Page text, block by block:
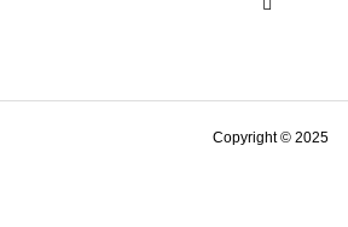
Copyright © 2025